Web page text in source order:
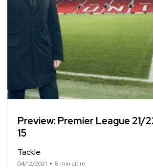
Preview: Premier League 21/
15
Tackle
04/12/2021 8 min citire